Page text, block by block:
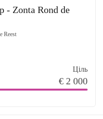
- Zonta Rond de
Reest
Ціль
€ 2 000